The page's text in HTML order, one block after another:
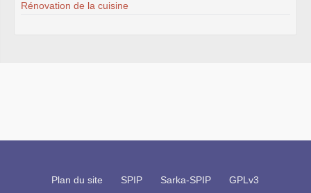
Rénovation de la cuisine
Plan du site SPIP Sarka-SPIP GPLv3